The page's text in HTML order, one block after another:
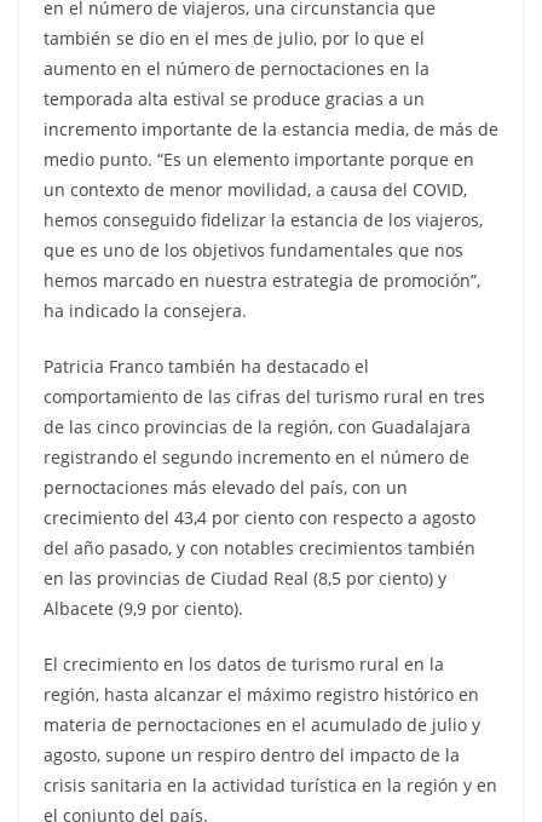
en el número de viajeros, una circunstancia que
también se dio en el mes de julio, por lo que el
aumento en el número de pernoctaciones en la
temporada alta estival se produce gracias a un
incremento importante de la estancia media, de más de
medio punto. “Es un elemento importante porque en
un contexto de menor movilidad, a causa del COVID,
hemos conseguido fidelizar la estancia de los viajeros,
que es uno de los objetivos fundamentales que nos
hemos marcado en nuestra estrategia de promoción”,
ha indicado la consejera.
Patricia Franco también ha destacado el
comportamiento de las cifras del turismo rural en tres
de las cinco provincias de la región, con Guadalajara
registrando el segundo incremento en el número de
pernoctaciones más elevado del país, con un
crecimiento del 43,4 por ciento con respecto a agosto
del año pasado, y con notables crecimientos también
en las provincias de Ciudad Real (8,5 por ciento) y
Albacete (9,9 por ciento).
El crecimiento en los datos de turismo rural en la
región, hasta alcanzar el máximo registro histórico en
materia de pernoctaciones en el acumulado de julio y
agosto, supone un respiro dentro del impacto de la
crisis sanitaria en la actividad turística en la región y en
el conjunto del país.